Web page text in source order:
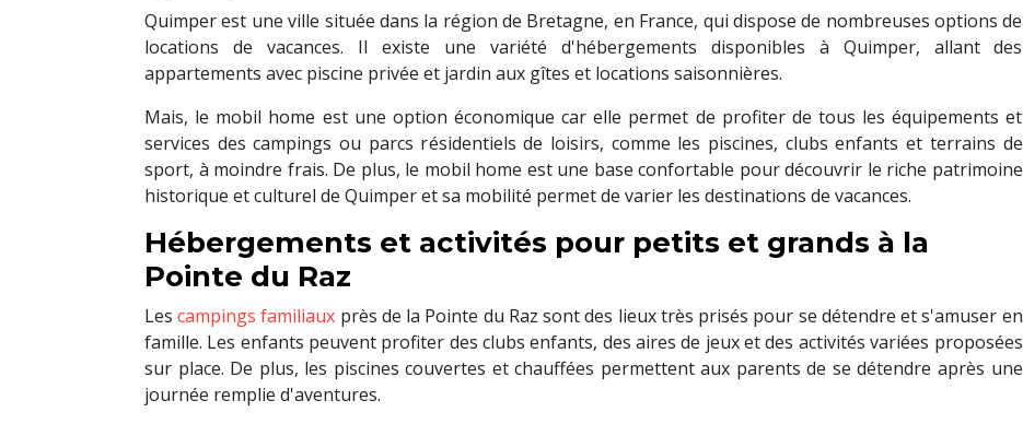
Quimper est une ville située dans la région de Bretagne, en France, qui dispose de nombreuses options de
locations de vacances. Il existe une variété d'hébergements disponibles à Quimper, allant des
appartements avec piscine privée et jardin aux gîtes et locations saisonnières.
Mais, le mobil home est une option économique car elle permet de profiter de tous les équipements et
services des campings ou parcs résidentiels de loisirs, comme les piscines, clubs enfants et terrains de
sport, à moindre frais. De plus, le mobil home est une base confortable pour découvrir le riche patrimoine
historique et culturel de Quimper et sa mobilité permet de varier les destinations de vacances.
Hébergements et activités pour petits et grands à la
Pointe du Raz
Lescampings familiaux près de la Pointe du Raz sont des lieux très prisés pour se détendre et s'amuser en
famille. Les enfants peuvent profiter des clubs enfants, des aires de jeux et des activités variées proposées
sur place. De plus, les piscines couvertes et chauffées permettent aux parents de se détendre après une
journée remplie d'aventures.